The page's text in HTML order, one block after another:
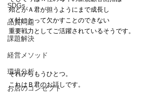
SDGs
品質問題
課題解決
経営メソッド
環境分析
お店のコンセプト
殆どがＡ君が担うようにまで成長し
Ｘ社にとって欠かすことのできない
重要戦力としてご活躍されているそうです。
それからもうひとつ。
これはＢ君のお話しです。